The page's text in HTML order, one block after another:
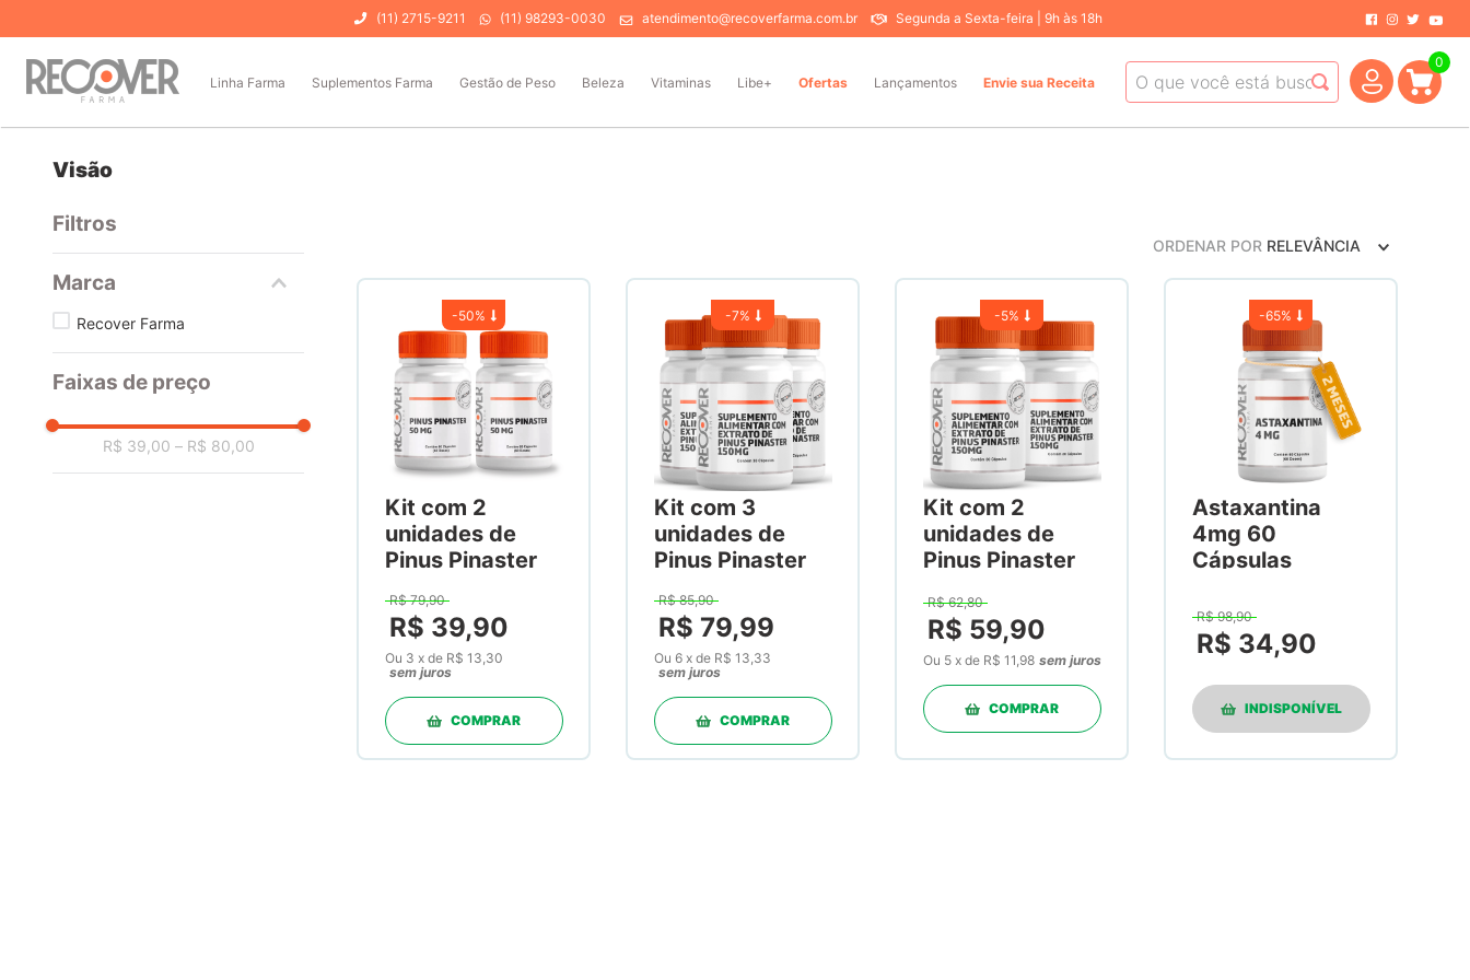
(11) 2715-9211 (11) 98293-0030 atendimento@recoverfarma.com.br Segunda a Sexta-feira | 9h às 18h
Linha Farma Suplementos Farma Gestão de Peso Beleza Vitaminas Libe+ Ofertas Lançamentos Envie sua Receita
O que você está buscando hoje? 0
Visão
Filtros
Marca
Recover Farma
Faixas de preço
R$ 39,00 – R$ 80,00
ORDENAR POR RELEVÂNCIA
-50%
Kit com 2
unidades de
Pinus Pinaster
Cápsulas
R$ 79,90
R$ 39,90
Ou 3 xde R$ 13,30
sem juros
COMPRAR
-7%
Kit com 3
unidades de
Pinus Pinaster
Cápsulas
R$ 85,90
R$ 79,99
Ou 6 xde R$ 13,33
sem juros
COMPRAR
-5%
Kit com 2
unidades de
Pinus Pinaster
Cápsulas
R$ 62,80
R$ 59,90
Ou 5 xde R$ 11,98 sem juros
COMPRAR
-65%
Astaxantina
4mg 60
Cápsulas
R$ 98,90
R$ 34,90
INDISPONÍVEL